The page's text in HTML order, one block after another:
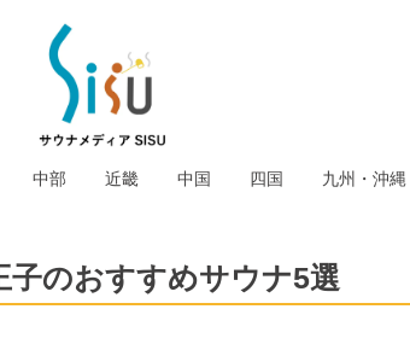
中部 近畿 中国 四国 九州・沖縄
子のおすすめサウナ5選